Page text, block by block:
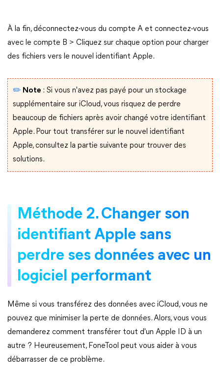
À la fin, déconnectez-vous du compte A et connectez-vous
avec le compte B > Cliquez sur chaque option pour charger
des fichiers vers le nouvel identifiant Apple.
✏️ Note : Si vous n'avez pas payé pour un stockage
supplémentaire sur iCloud, vous risquez de perdre
beaucoup de fichiers après avoir changé votre identifiant
Apple. Pour tout transférer sur le nouvel identifiant
Apple, consultez la partie suivante pour trouver des
solutions.
Méthode 2. Changer son
identifiant Apple sans
perdre ses données avec un
logiciel performant
Même si vous transférez des données avec iCloud, vous ne
pouvez que minimiser la perte de données. Alors, vous vous
demanderez comment transférer tout d'un Apple ID à un
autre ? Heureusement, FoneTool peut vous aider à vous
débarrasser de ce problème.